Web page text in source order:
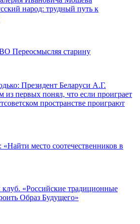
народ: трудный путь к
Переосмысляя старину
Президент Беларуси А.Г.
из первых понял, что если проиграет
пространстве проиграют
место соотечественников в
«Российские традиционные
Образ Будущего»